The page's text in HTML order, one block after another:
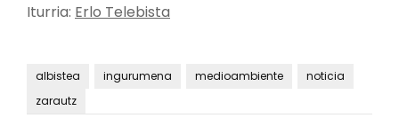
Iturria: Erlo Telebista
albistea ingurumena medioambiente
noticia
zarautz